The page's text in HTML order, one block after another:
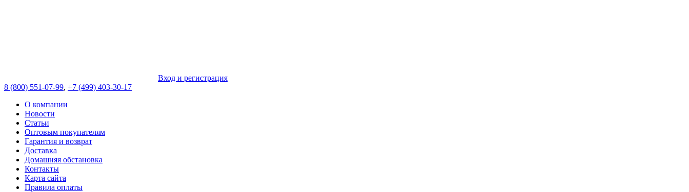
Вход и регистрация
8 (800) 551-07-99, +7 (499) 403-30-17
О компании
Новости
Статьи
Оптовым покупателям
Гарантия и возврат
Доставка
Домашняя обстановка
Контакты
Карта сайта
Правила оплаты